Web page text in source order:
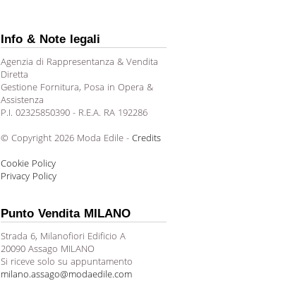
Info & Note legali
Agenzia di Rappresentanza & Vendita
Diretta
Gestione Fornitura, Posa in Opera &
Assistenza
P.I. 02325850390 - R.E.A. RA 192286
© Copyright 2026 Moda Edile - Credits
Cookie Policy
Privacy Policy
Punto Vendita MILANO
Strada 6, Milanofiori Edificio A
20090 Assago MILANO
Si riceve solo su appuntamento
milano.assago@modaedile.com